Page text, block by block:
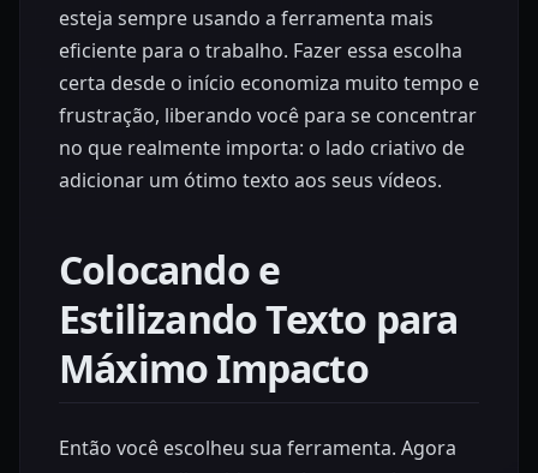
esteja sempre usando a ferramenta mais
eficiente para o trabalho. Fazer essa escolha
certa desde o início economiza muito tempo e
frustração, liberando você para se concentrar
no que realmente importa: o lado criativo de
adicionar um ótimo texto aos seus vídeos.
Colocando e
Estilizando Texto para
Máximo Impacto
Então você escolheu sua ferramenta. Agora